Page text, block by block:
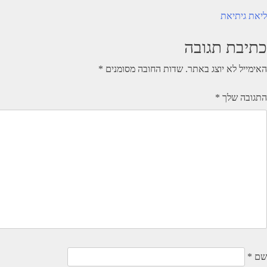
ניווט
ליאת גיתיאת
כתיבת תגובה
האימייל לא יוצג באתר. שדות החובה מסומנים *
התגובה שלך *
שם *